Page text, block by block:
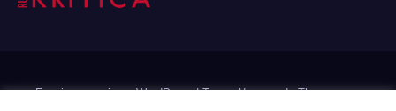
Funciona gracias a WordPress|Tema: Newsup deThemeansar